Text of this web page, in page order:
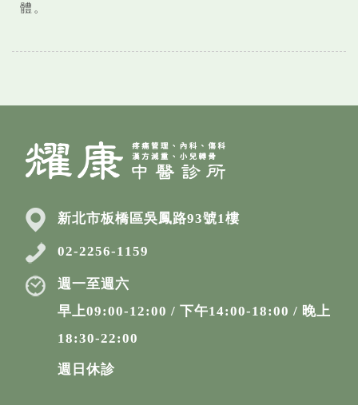
體。
新北市板橋區吳鳳路93號1樓
02-2256-1159
週一至週六
早上09:00-12:00 / 下午14:00-18:00 / 晚上
18:30-22:00
週日休診